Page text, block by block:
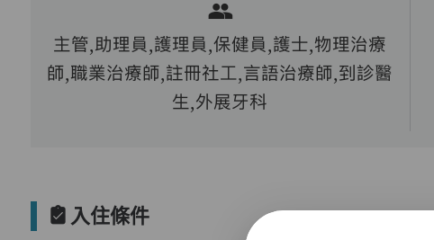
主管,助理員,護理員,保健員,護士,物理治療
師,職業治療師,註冊社工,言語治療師,到診醫
生,外展牙科
入住條件